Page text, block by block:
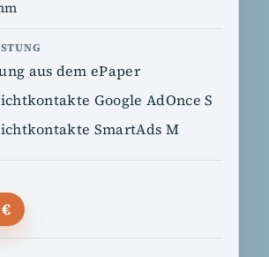
aus dem ePaper
Google AdOnce S
SmartAds M